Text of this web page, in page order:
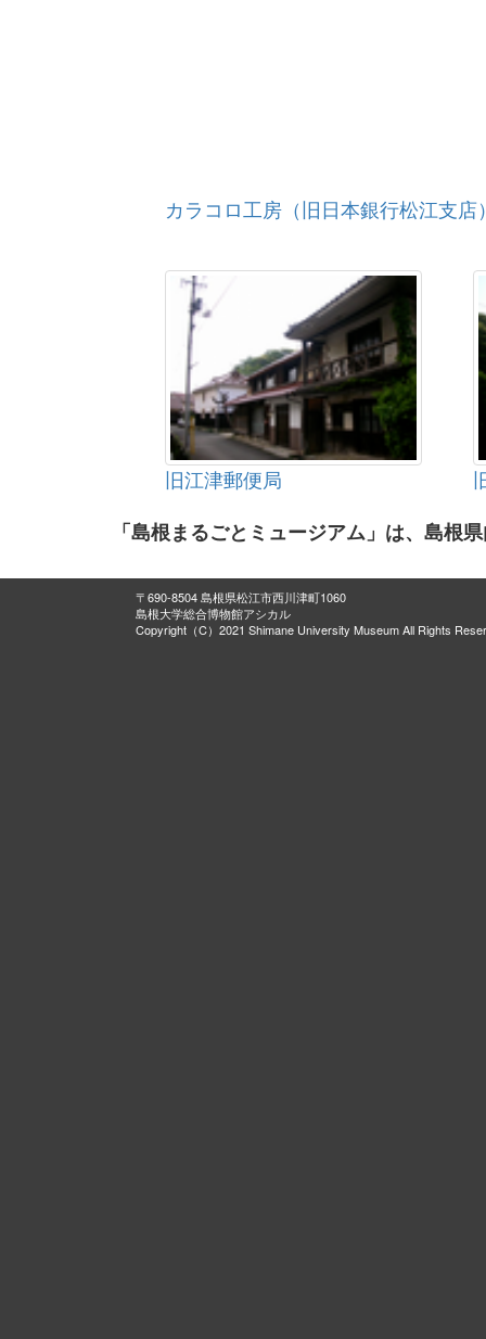
カラコロ工房（旧日本銀行松江支店
旧江津郵便局
「島根まるごとミュージアム」は、島根
〒690-8504 島根県松江市西川津町1060
島根大学総合博物館アシカル
Copyright（C）2021 Shimane University Museum All Rights